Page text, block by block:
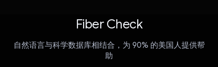
Fiber Check
自然语言与科学数据库相结合，为 90% 的美国人提供帮
助